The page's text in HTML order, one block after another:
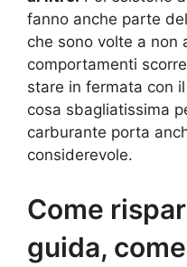
fanno anche parte
che sono volte a non
comportamenti
stare in fermata con
cosa sbagliatissima
carburante porta
considerevole.
Come
guida,